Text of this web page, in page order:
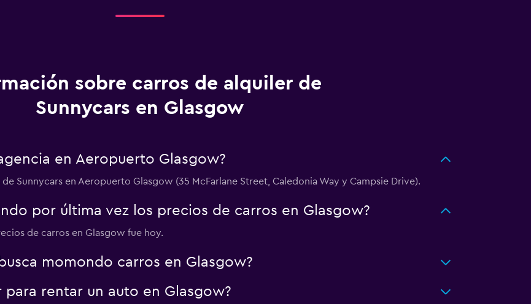
sobre carros de alquiler de
Sunnycars en Glasgow
en Aeropuerto Glasgow?
Sunnycars en Aeropuerto Glasgow (35 McFarlane Street, Caledonia Way y Campsie Drive).
por última vez los precios de carros en Glasgow?
de carros en Glasgow fue hoy.
momondo carros en Glasgow?
rentar un auto en Glasgow?